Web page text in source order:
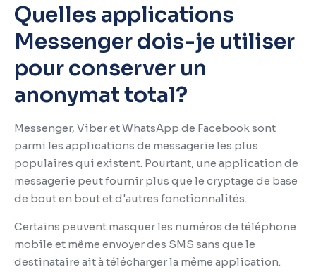
Quelles applications
Messenger dois-je utiliser
pour conserver un
anonymat total?
Messenger, Viber et WhatsApp de Facebook sont
parmi les applications de messagerie les plus
populaires qui existent. Pourtant, une application de
messagerie peut fournir plus que le cryptage de base
de bout en bout et d'autres fonctionnalités.
Certains peuvent masquer les numéros de téléphone
mobile et même envoyer des SMS sans que le
destinataire ait à télécharger la même application.